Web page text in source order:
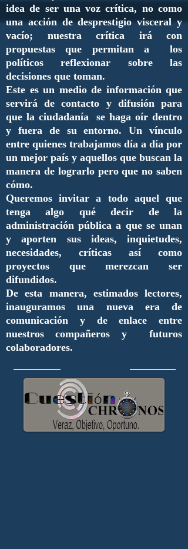
idea de ser una voz crítica, no como
una acción de desprestigio visceral y
vacío; nuestra crítica irá con
propuestas que permitan a los
políticos reflexionar sobre las
decisiones que toman.
Este es un medio de información que
servirá de contacto y difusión para
que la ciudadanía se haga oír dentro
y fuera de su entorno. Un vínculo
entre quienes trabajamos día a día por
un mejor país y aquellos que buscan la
manera de lograrlo pero que no saben
cómo.
Queremos invitar a todo aquel que
tenga algo qué decir de la
administración pública a que se unan
y aporten sus ideas, inquietudes,
necesidades, críticas así como
proyectos que merezcan ser
difundidos.
De esta manera, estimados lectores,
inauguramos una nueva era de
comunicación y de enlace entre
nuestros compañeros y futuros
colaboradores.